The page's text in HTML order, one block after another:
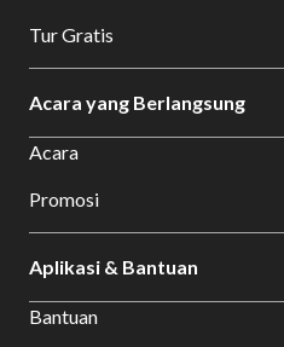
Tur Gratis
Acara yang Berlangsung
Acara
Promosi
Aplikasi & Bantuan
Bantuan